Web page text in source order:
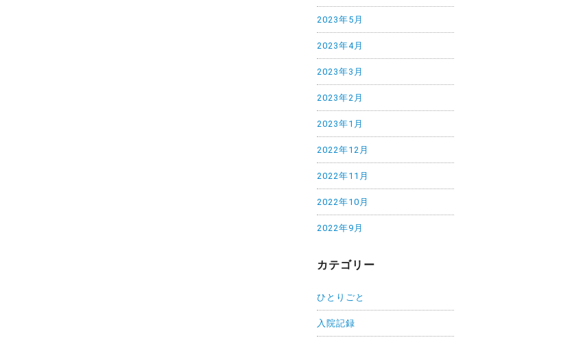
2023年5月
2023年4月
2023年3月
2023年2月
2023年1月
2022年12月
2022年11月
2022年10月
2022年9月
カテゴリー
ひとりごと
入院記録